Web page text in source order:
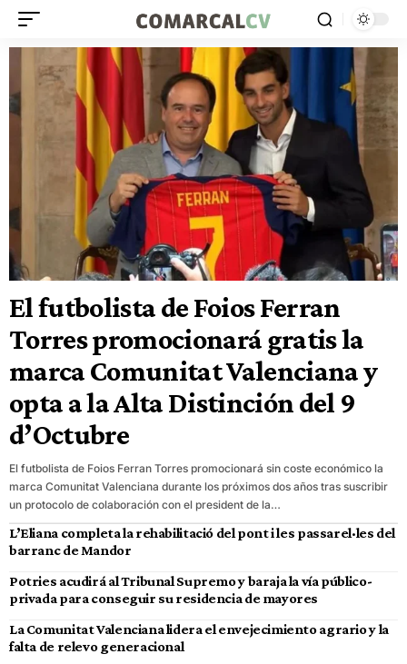
El futbolista de Foios Ferran
Torres promocionará gratis la
marca Comunitat Valenciana y
opta a la Alta Distinción del 9
d’Octubre
El futbolista de Foios Ferran Torres promocionará sin coste económico la
marca Comunitat Valenciana durante los próximos dos años tras suscribir
un protocolo de colaboración con el president de la…
L’Eliana completa la rehabilitació del pont i les passarel·les del
barranc de Mandor
Potries acudirá al Tribunal Supremo y baraja la vía público-
privada para conseguir su residencia de mayores
La Comunitat Valenciana lidera el envejecimiento agrario y la
falta de relevo generacional